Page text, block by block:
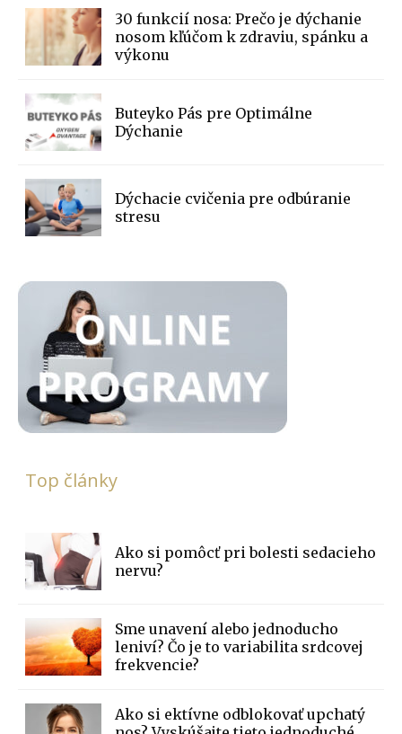
30 funkcií nosa: Prečo je dýchanie
nosom kľúčom k zdraviu, spánku a
výkonu
Buteyko Pás pre Optimálne
Dýchanie
Dýchacie cvičenia pre odbúranie
stresu
Top články
Ako si pomôcť pri bolesti sedacieho
nervu?
Sme unavení alebo jednoducho
leniví? Čo je to variabilita srdcovej
frekvencie?
Ako si ektívne odblokovať upchatý